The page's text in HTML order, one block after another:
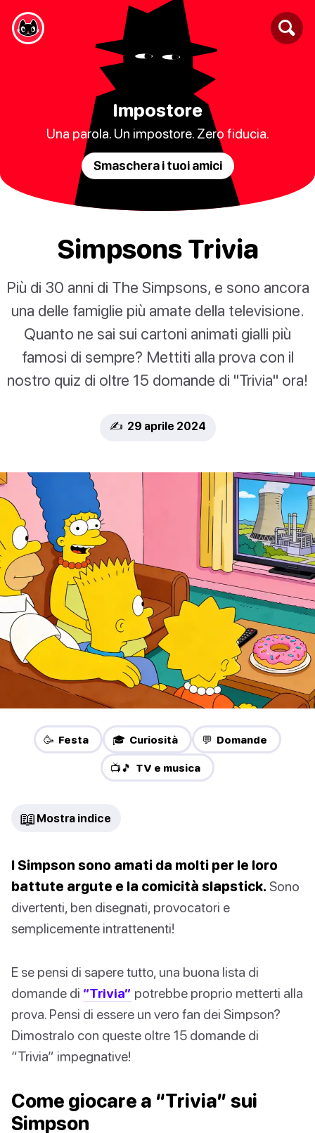
Impostore
Una parola. Un impostore. Zero fiducia.
Smaschera i tuoi amici
Simpsons Trivia
Più di 30 anni di The Simpsons, e sono ancora
una delle famiglie più amate della televisione.
Quanto ne sai sui cartoni animati gialli più
famosi di sempre? Mettiti alla prova con il
nostro quiz di oltre 15 domande di "Trivia" ora!
✍️ 29 aprile 2024
🥳 Festa 🎓 Curiosità 💬 Domande
📺🎵 TV e musica
📖 Mostra indice
I Simpson sono amati da molti per le loro
battute argute e la comicità slapstick. Sono
divertenti, ben disegnati, provocatori e
semplicemente intrattenenti!
E se pensi di sapere tutto, una buona lista di
domande di “Trivia” potrebbe proprio metterti alla
prova. Pensi di essere un vero fan dei Simpson?
Dimostralo con queste oltre 15 domande di
“Trivia” impegnative!
Come giocare a “Trivia” sui
Simpson